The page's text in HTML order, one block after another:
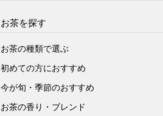
お茶を探す
お茶の種類で選ぶ
初めての方におすすめ
今が旬・季節のおすすめ
お茶の香り・ブレンド